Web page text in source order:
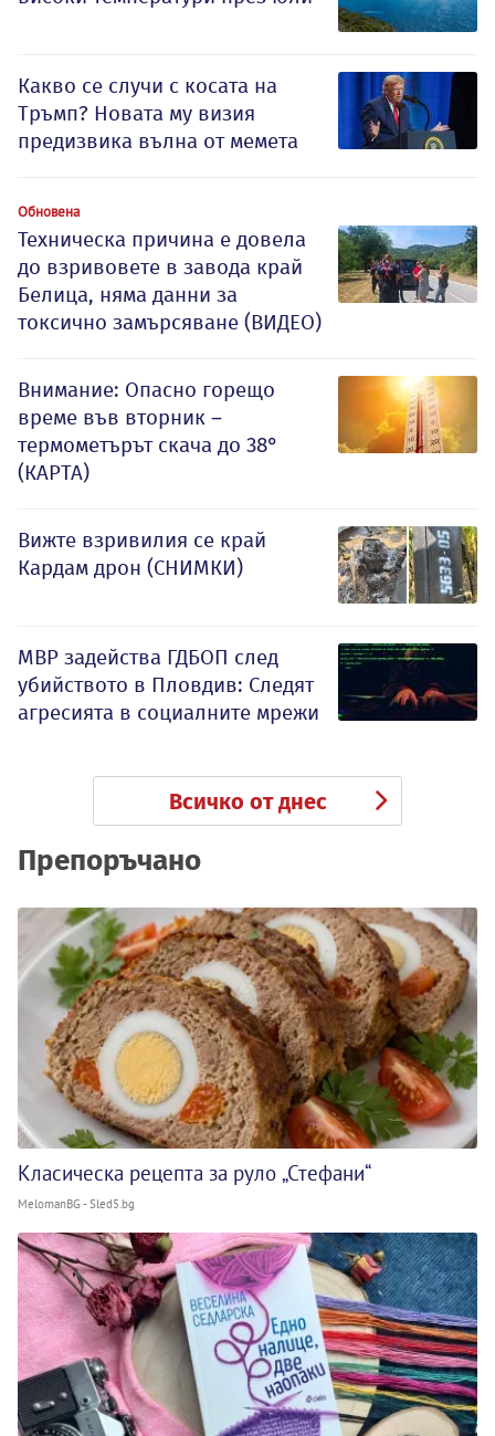
Какво се случи с косата на
Тръмп? Новата му визия
предизвика вълна от мемета
Обновена
Техническа причина е довела
до взривовете в завода край
Белица, няма данни за
токсично замърсяване (ВИДЕО)
Внимание: Опасно горещо
време във вторник –
термометърът скача до 38°
(КАРТА)
Вижте взривилия се край
Кардам дрон (СНИМКИ)
МВР задейства ГДБОП след
убийството в Пловдив: Следят
агресията в социалните мрежи
Всичко от днес
Препоръчано
Класическа рецепта за руло „Стефани“
MelomanBG - Sled5.bg